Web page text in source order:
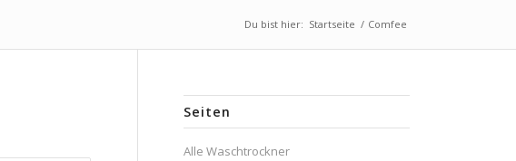
Du bist hier: Startseite / Comfee
Seiten
Alle Waschtrockner